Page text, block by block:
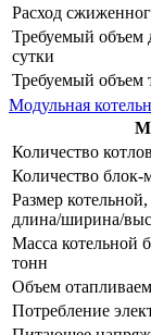
Расход
Требуемый объем
сутки
Требуемый объем
Модульная
Количество котлов
Количество блок-
Размер
длина/ширина/
Масса котельной
тонн
Объем
Потребление